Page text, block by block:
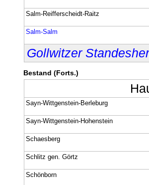
Salm-Reifferscheidt-Raitz
Salm-Salm
Gollwitzer
Bestand (Forts.)
Sayn-Wittgenstein-Berleburg
Sayn-Wittgenstein-Hohenstein
Schaesberg
Schlitz gen. Görtz
Schönborn